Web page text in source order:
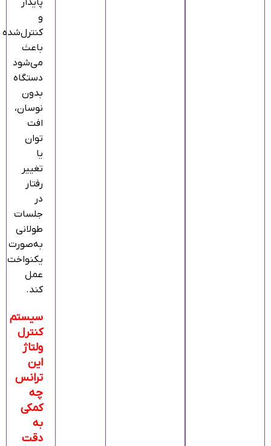
پایدار
و
کنترل‌شده
باعث
می‌شود
دستگاه
بدون
نوسان،
افت
توان
یا
تغییر
رفتار
در
جلسات
طولانی
به‌صورت
یکنواخت
عمل
کند.
سیستم
کنترل
ولتاژ
این
ترانس
چه
کمکی
به
دقت